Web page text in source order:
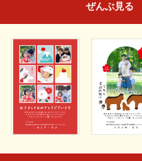
ぜんぶ見る